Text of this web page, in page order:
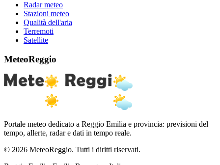
Radar meteo
Stazioni meteo
Qualità dell'aria
Terremoti
Satellite
MeteoReggio
Portale meteo dedicato a Reggio Emilia e provincia: previsioni del
tempo, allerte, radar e dati in tempo reale.
© 2026 MeteoReggio. Tutti i diritti riservati.